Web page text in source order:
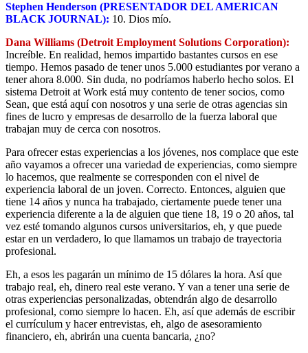
Stephen Henderson (PRESENTADOR DEL AMERICAN
BLACK JOURNAL): 10. Dios mío.
Dana Williams (Detroit Employment Solutions Corporation):
Increíble. En realidad, hemos impartido bastantes cursos en ese
tiempo. Hemos pasado de tener unos 5.000 estudiantes por verano a
tener ahora 8.000. Sin duda, no podríamos haberlo hecho solos. El
sistema Detroit at Work está muy contento de tener socios, como
Sean, que está aquí con nosotros y una serie de otras agencias sin
fines de lucro y empresas de desarrollo de la fuerza laboral que
trabajan muy de cerca con nosotros.
Para ofrecer estas experiencias a los jóvenes, nos complace que este
año vayamos a ofrecer una variedad de experiencias, como siempre
lo hacemos, que realmente se corresponden con el nivel de
experiencia laboral de un joven. Correcto. Entonces, alguien que
tiene 14 años y nunca ha trabajado, ciertamente puede tener una
experiencia diferente a la de alguien que tiene 18, 19 o 20 años, tal
vez esté tomando algunos cursos universitarios, eh, y que puede
estar en un verdadero, lo que llamamos un trabajo de trayectoria
profesional.
Eh, a esos les pagarán un mínimo de 15 dólares la hora. Así que
trabajo real, eh, dinero real este verano. Y van a tener una serie de
otras experiencias personalizadas, obtendrán algo de desarrollo
profesional, como siempre lo hacen. Eh, así que además de escribir
el currículum y hacer entrevistas, eh, algo de asesoramiento
financiero, eh, abrirán una cuenta bancaria, ¿no?